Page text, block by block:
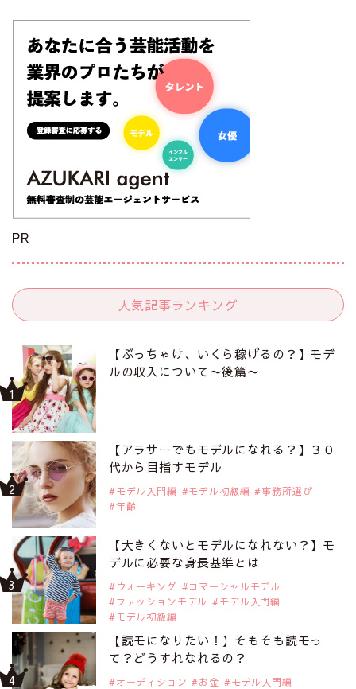
PR
人気記事ランキング
【ぶっちゃけ、いくら稼げるの？】モデ
ルの収入について〜後篇〜
【アラサーでもモデルになれる？】３０
代から目指すモデル
モデル入門編 モデル初級編
事務所選び
年齢
【大きくないとモデルになれない？】モ
デルに必要な身長基準とは
ウォーキング
コマーシャルモデル
ファッションモデル
モデル入門編
モデル初級編
【読モになりたい！】そもそも読モっ
て？どうすれなれるの？
オーディション お金
モデル入門編